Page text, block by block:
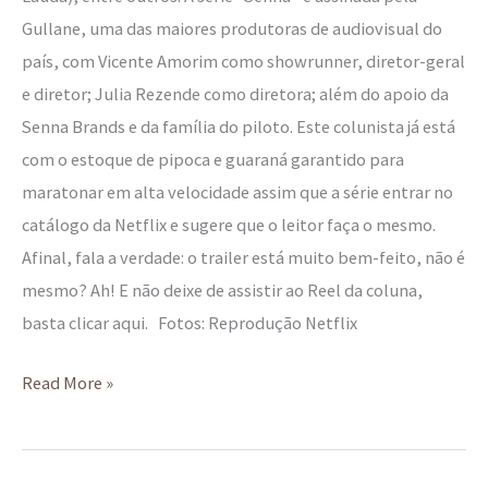
Gullane, uma das maiores produtoras de audiovisual do
país, com Vicente Amorim como showrunner, diretor-geral
e diretor; Julia Rezende como diretora; além do apoio da
Senna Brands e da família do piloto. Este colunista já está
com o estoque de pipoca e guaraná garantido para
maratonar em alta velocidade assim que a série entrar no
catálogo da Netflix e sugere que o leitor faça o mesmo.
Afinal, fala a verdade: o trailer está muito bem-feito, não é
mesmo? Ah! E não deixe de assistir ao Reel da coluna,
basta clicar aqui. Fotos: Reprodução Netflix
Read More »